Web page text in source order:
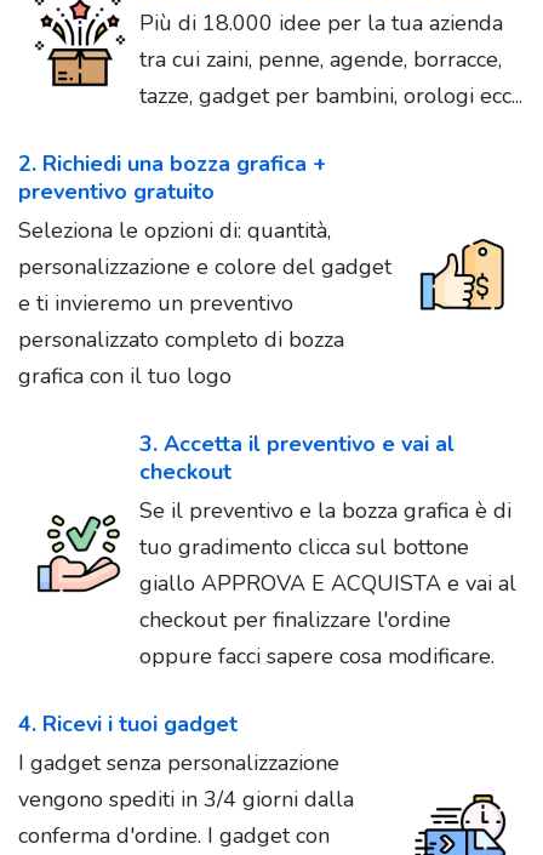
Più di 18.000 idee per la tua azienda
tra cui zaini, penne, agende, borracce,
tazze, gadget per bambini, orologi ecc...
2. Richiedi una bozza grafica +
preventivo gratuito
Seleziona le opzioni di: quantità,
personalizzazione e colore del gadget
e ti invieremo un preventivo
personalizzato completo di bozza
grafica con il tuo logo
3. Accetta il preventivo e vai al
checkout
Se il preventivo e la bozza grafica è di
tuo gradimento clicca sul bottone
giallo APPROVA E ACQUISTA e vai al
checkout per finalizzare l'ordine
oppure facci sapere cosa modificare.
4. Ricevi i tuoi gadget
I gadget senza personalizzazione
vengono spediti in 3/4 giorni dalla
conferma d'ordine. I gadget con